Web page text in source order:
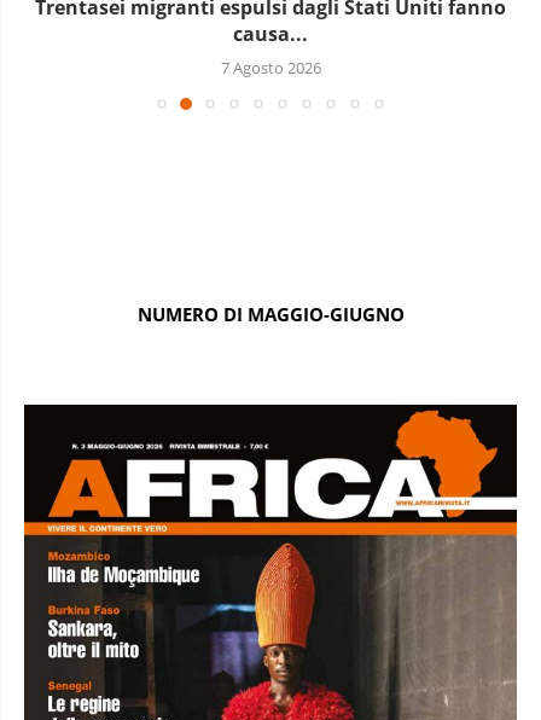
Trentasei migranti espulsi dagli Stati Uniti fanno
causa...
7 Agosto 2026
NUMERO DI MAGGIO-GIUGNO